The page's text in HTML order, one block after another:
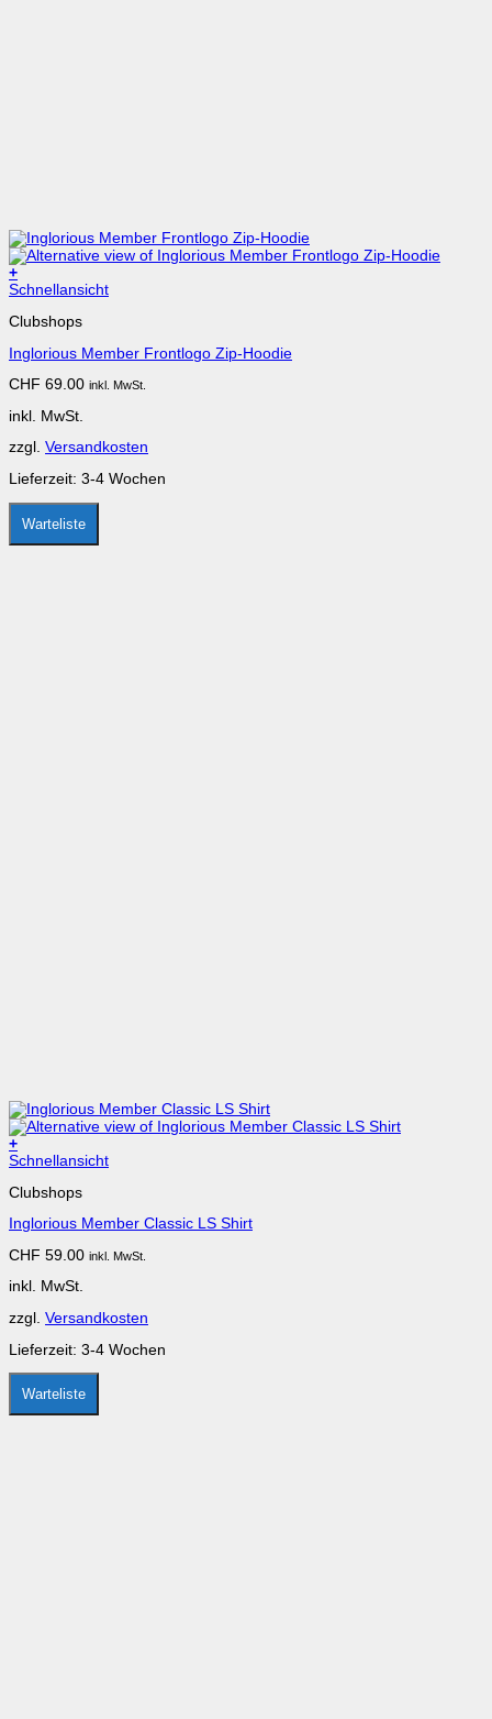
+
Schnellansicht
Clubshops
Inglorious Member Frontlogo Zip-Hoodie
CHF 69.00 inkl. MwSt.
inkl. MwSt.
zzgl. Versandkosten
Lieferzeit: 3-4 Wochen
Warteliste
+
Schnellansicht
Clubshops
Inglorious Member Classic LS Shirt
CHF 59.00 inkl. MwSt.
inkl. MwSt.
zzgl. Versandkosten
Lieferzeit: 3-4 Wochen
Warteliste